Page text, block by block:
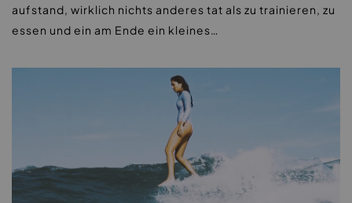
aufstand, wirklich nichts anderes tat als zu trainieren, zu
essen und ein am Ende ein kleines…